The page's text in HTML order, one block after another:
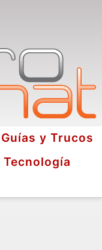
Guías y Trucos
Tecnología